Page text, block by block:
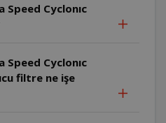
Speed Cyclonıc
Speed Cyclonıc
filtre ne işe